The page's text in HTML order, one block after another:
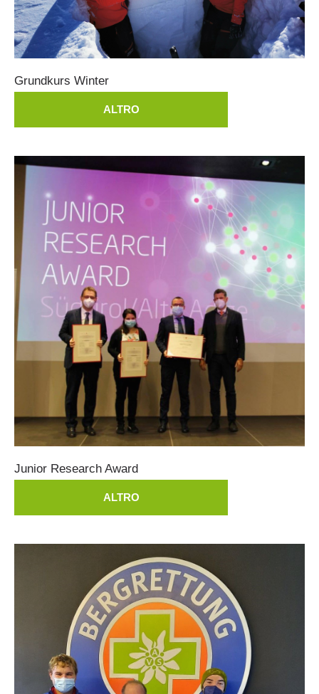
PEER
INTERREG
Grundkurs Winter
ALTRO
Junior Research Award
ALTRO